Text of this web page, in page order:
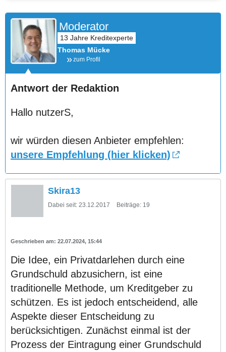
Moderator
Thomas Mücke
zum Profil
Antwort der Redaktion
Hallo nutzerS,
wir würden diesen Anbieter empfehlen:
unsere Empfehlung (hier klicken)
Skira13
Dabei seit: 23.12.2017 Beiträge: 19
22.07.2024, 15:44
Die Idee, ein Privatdarlehen durch eine
Grundschuld abzusichern, ist eine
traditionelle Methode, um Kreditgeber zu
schützen. Es ist jedoch entscheidend, alle
Aspekte dieser Entscheidung zu
berücksichtigen. Zunächst einmal ist der
Prozess der Eintragung einer Grundschuld